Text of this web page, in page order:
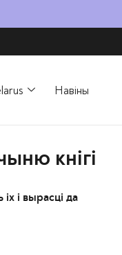
Навіны
кнігі
і вырасці да